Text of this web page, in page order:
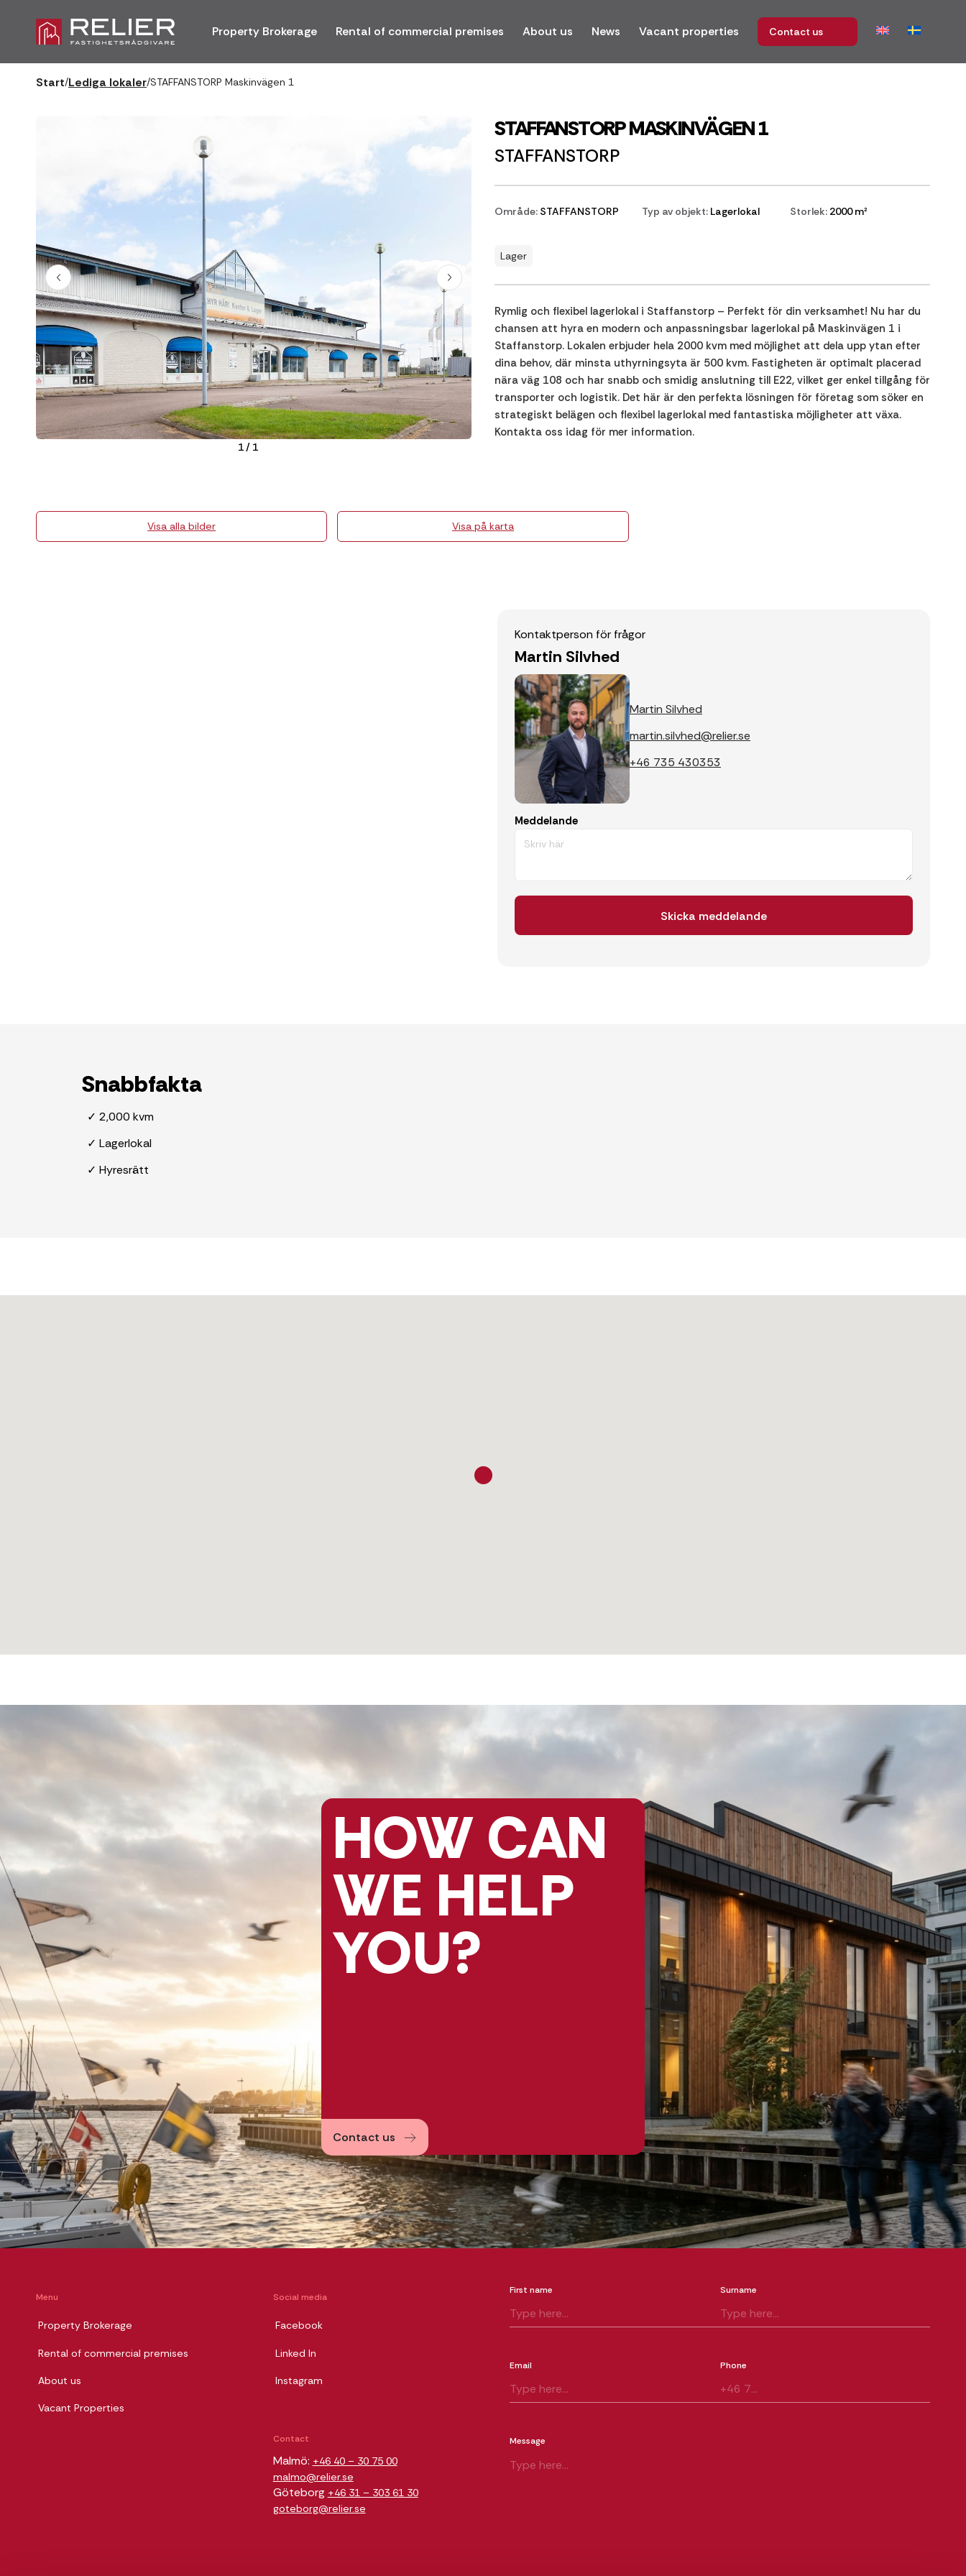
Property Brokerage Rental of commercial premises About us News Vacant properties Contact us
Start/Lediga lokaler/STAFFANSTORP Maskinvägen 1
1/ 1
STAFFANSTORP MASKINVÄGEN 1
STAFFANSTORP
Område: STAFFANSTORP Typ av objekt: Lagerlokal Storlek:2000 m²
Lager
Rymlig och flexibel lagerlokal i Staffanstorp – Perfekt för din verksamhet! Nu har du
chansen att hyra en modern och anpassningsbar lagerlokal på Maskinvägen 1 i
Staffanstorp. Lokalen erbjuder hela 2000 kvm med möjlighet att dela upp ytan efter
dina behov, där minsta uthyrningsyta är 500 kvm. Fastigheten är optimalt placerad
nära väg 108 och har snabb och smidig anslutning till E22, vilket ger enkel tillgång för
transporter och logistik. Det här är den perfekta lösningen för företag som söker en
strategiskt belägen och flexibel lagerlokal med fantastiska möjligheter att växa.
Kontakta oss idag för mer information.
Visa alla bilder Visa på karta
Kontaktperson för frågor
Martin Silvhed
Martin Silvhed
martin.silvhed@relier.se
+46 735 430353
Meddelande
Snabbfakta
✓ 2,000 kvm
✓ Lagerlokal
✓ Hyresrätt
HOW CAN
WE HELP
YOU?
Contact us
Menu
Property Brokerage
Rental of commercial premises
About us
Vacant Properties
Social media
Facebook
Linked In
Instagram
Contact
Malmö: +46 40 – 30 75 00
malmo@relier.se
Göteborg +46 31 – 303 61 30
goteborg@relier.se
First name Surname
Email Phone
Message